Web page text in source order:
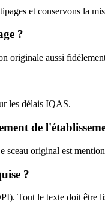
et conservons la
?
originale aussi
les délais IQAS.
de
sceau original est
?
Tout le texte doit être